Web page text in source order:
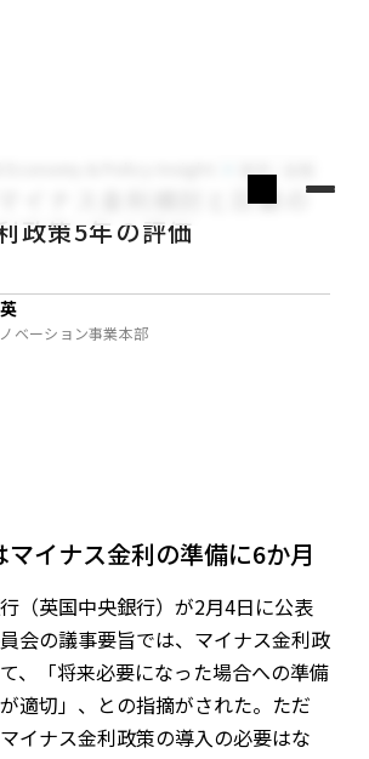
JP EN
& Policy Insight
イナス金利検討と日銀の
政策5年の評価
ベーション事業本部
イナス金利の準備に6か月
（英国中央銀行）が2月4日に公表
会の議事要旨では、マイナス金利政
、「将来必要になった場合への準備
適切」、との指摘がされた。ただ
イナス金利政策の導入の必要はな